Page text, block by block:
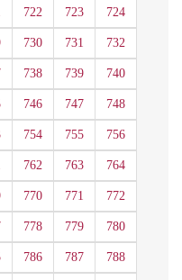
722 723 724
730 731 732
738 739 740
746 747 748
754 755 756
762 763 764
770 771 772
778 779 780
786 787 788